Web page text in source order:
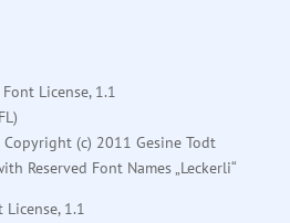
License, 1.1
Copyright (c) 2011 Gesine Todt
Reserved Font Names „Leckerli“
License, 1.1